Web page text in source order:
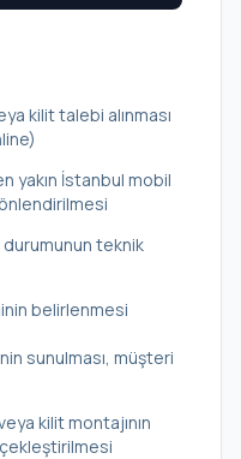
kilit talebi alınması
yakın İstanbul mobil
durumunun teknik
belirlenmesi
sunulması, müşteri
kilit montajının